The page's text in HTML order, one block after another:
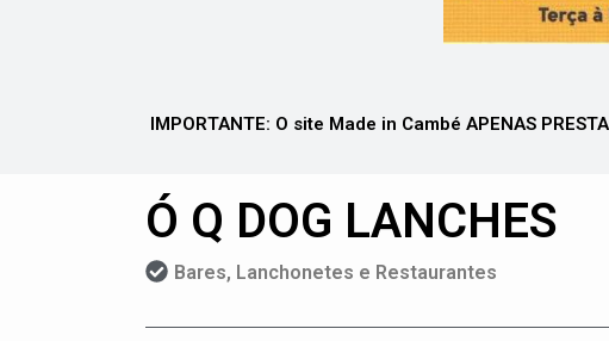
IMPORTANTE: O site Made in Cambé APENAS
Ó Q DOG LANCHES
Bares, Lanchonetes e Restaurantes